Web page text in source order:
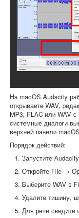
На macOS Audacity
открываете WAV,
MP3, FLAC или WAV
системные диалоги
верхней панели
Порядок действий:
Запустите
Откройте File →
Выберите WAV в
Удалите тишину,
Для речи сведите